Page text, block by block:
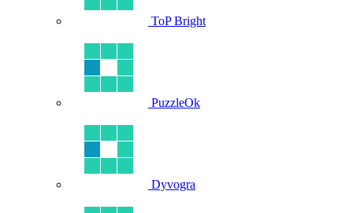
ToP Bright
PuzzleOk
Dyvogra